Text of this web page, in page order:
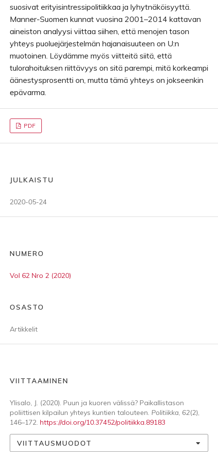
suosivat erityisintressipolitiikkaa ja lyhytnäköisyyttä.
Manner-Suomen kunnat vuosina 2001–2014 kattavan
aineiston analyysi viittaa siihen, että menojen tason
yhteys puoluejärjestelmän hajanaisuuteen on U:n
muotoinen. Löydämme myös viitteitä siitä, että
tulorahoituksen riittävyys on sitä parempi, mitä korkeampi
äänestysprosentti on, mutta tämä yhteys on jokseenkin
epävarma.
PDF
JULKAISTU
2020-05-24
NUMERO
Vol 62 Nro 2 (2020)
OSASTO
Artikkelit
VIITTAAMINEN
Ylisalo, J. (2020). Puun ja kuoren välissä? Paikallistason
poliittisen kilpailun yhteys kuntien talouteen. Politiikka, 62(2),
146–172. https://doi.org/10.37452/politiikka.89183
VIITTAUSMUODOT